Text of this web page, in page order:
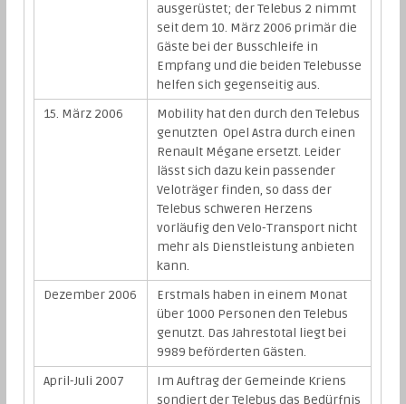
ausgerüstet; der Telebus 2 nimmt
seit dem 10. März 2006 primär die
Gäste bei der Busschleife in
Empfang und die beiden Telebusse
helfen sich gegenseitig aus.
15. März 2006
Mobility hat den durch den Telebus
genutzten Opel Astra durch einen
Renault Mégane ersetzt. Leider
lässt sich dazu kein passender
Veloträger finden, so dass der
Telebus schweren Herzens
vorläufig den Velo-Transport nicht
mehr als Dienstleistung anbieten
kann.
Dezember 2006
Erstmals haben in einem Monat
über 1000 Personen den Telebus
genutzt. Das Jahrestotal liegt bei
9989 beförderten Gästen.
April-Juli 2007
Im Auftrag der Gemeinde Kriens
sondiert der Telebus das Bedürfnis